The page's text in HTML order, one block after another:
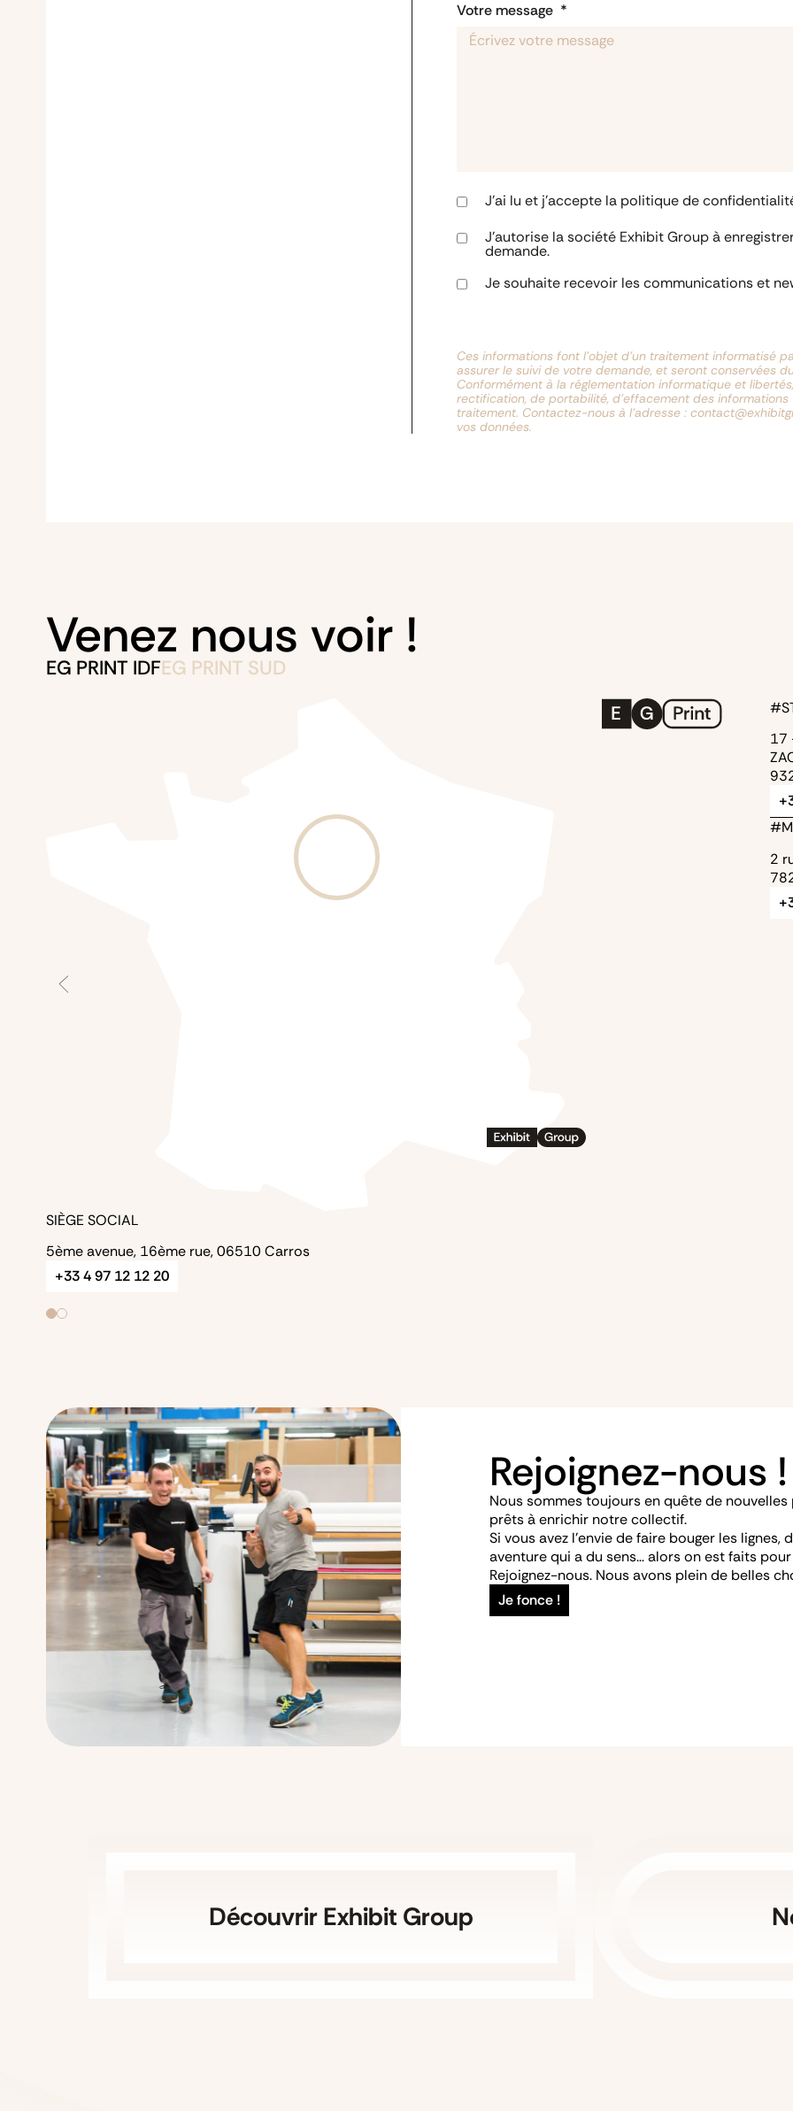
Votre message
J'ai lu et j'accepte la politique de
J’autorise la société Exhibit Group à
demande.
Je souhaite recevoir les communications et
Ces informations font l’objet d’un traitement informatisé
assurer le suivi de votre demande, et seront conservées
Conformément à la réglementation informatique et
rectification, de portabilité, d’effacement des
traitement. Contactez-nous à l’adresse :
vos données.
Venez nous voir !
EG PRINT IDFEG PRINT SUD
SIÈGE SOCIAL
5ème avenue, 16ème rue, 06510 Carros
+33 4 97 12 12 20
17
2
Rejoignez-nous !
Nous sommes toujours en quête de
prêts à enrichir notre collectif.
Si vous avez l’envie de faire bouger les
aventure qui a du sens… alors on est faits
Rejoignez-nous. Nous avons plein de belles
Je fonce !
Découvrir Exhibit Group